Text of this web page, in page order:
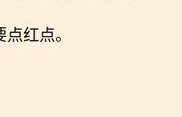
红点。